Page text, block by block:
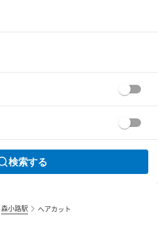
検索する
森小路駅 ヘアカット